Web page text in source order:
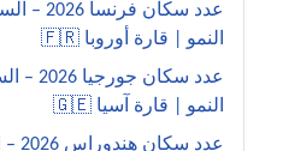
عدد
النمو | قارة أوروبا 🇫🇷
عدد
النمو | قارة آسيا 🇬🇪